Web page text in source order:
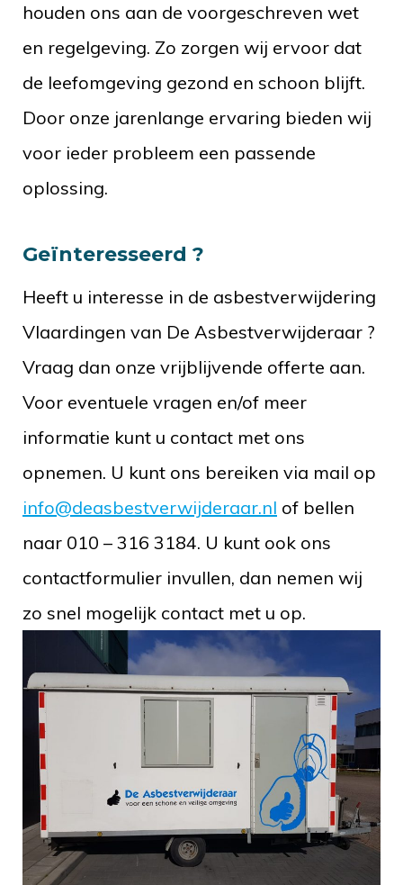
houden ons aan de voorgeschreven wet
en regelgeving. Zo zorgen wij ervoor dat
de leefomgeving gezond en schoon blijft.
Door onze jarenlange ervaring bieden wij
voor ieder probleem een passende
oplossing.
Geïnteresseerd ?
Heeft u interesse in de asbestverwijdering
Vlaardingen van De Asbestverwijderaar ?
Vraag dan onze vrijblijvende offerte aan.
Voor eventuele vragen en/of meer
informatie kunt u contact met ons
opnemen. U kunt ons bereiken via mail op
info@deasbestverwijderaar.nl of bellen
naar 010 – 316 3184. U kunt ook ons
contactformulier invullen, dan nemen wij
zo snel mogelijk contact met u op.